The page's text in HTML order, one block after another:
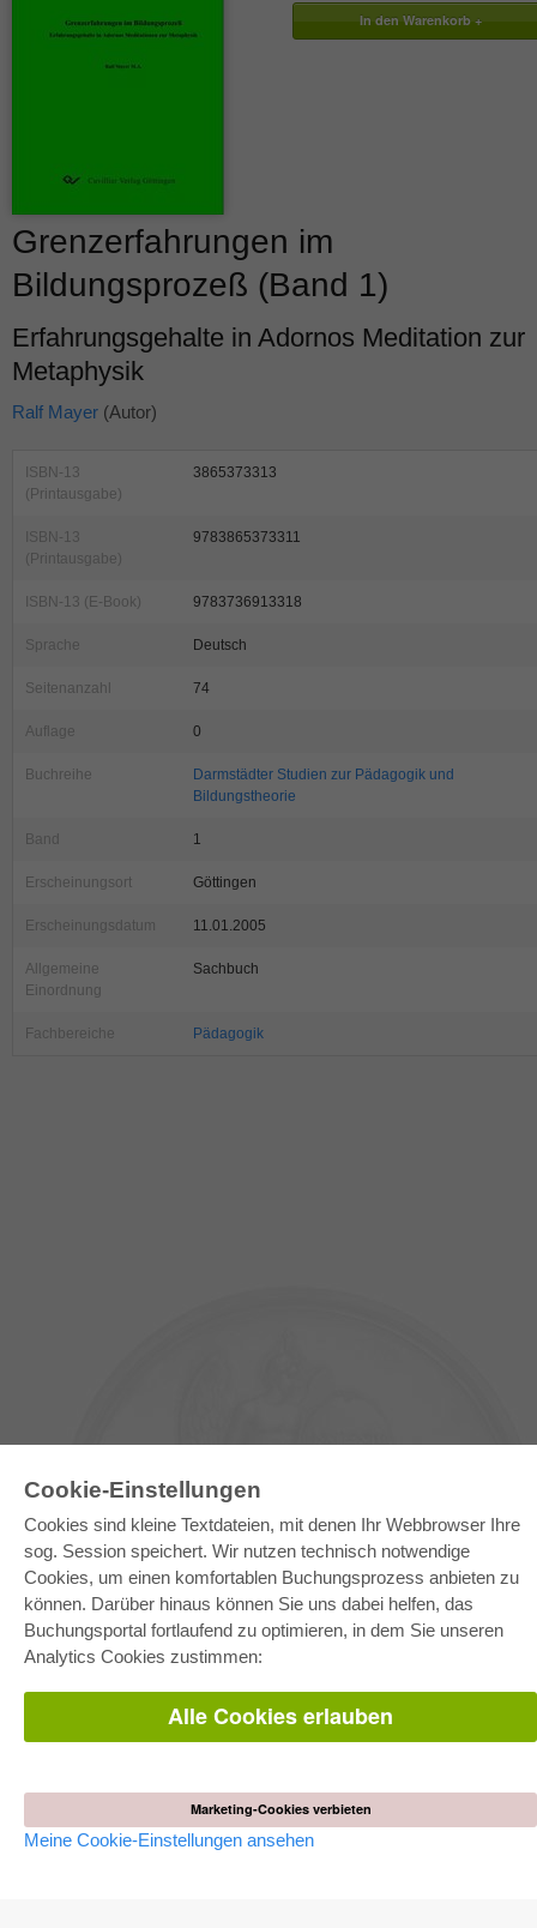
Cookie-Einstellungen
Cookies sind kleine Textdateien, mit denen Ihr Webbrowser Ihre
sog. Session speichert. Wir nutzen technisch notwendige
Cookies, um einen komfortablen Buchungsprozess anbieten zu
können. Darüber hinaus können Sie uns dabei helfen, das
Buchungsportal fortlaufend zu optimieren, in dem Sie unseren
Analytics Cookies zustimmen:
Alle Cookies erlauben
Marketing-Cookies verbieten
Meine Cookie-Einstellungen ansehen
Grenzerfahrungen im
Bildungsprozeß (Band 1)
Erfahrungsgehalte in Adornos Meditation zur
Metaphysik
Ralf Mayer (Autor)
ISBN-13
(Printausgabe)
3865373313
ISBN-13
(Printausgabe)
9783865373311
ISBN-13 (E-Book) 9783736913318
Sprache Deutsch
Seitenanzahl 74
Auflage 0
Buchreihe
Darmstädter Studien zur Pädagogik und
Bildungstheorie
Band 1
Erscheinungsort Göttingen
Erscheinungsdatum 11.01.2005
Allgemeine
Einordnung
Sachbuch
Fachbereiche Pädagogik
E-COLLECTION
Gesamtpaket
Fachbereichspakete
Pick & Choose
Bereitstellung von E-Books
Häufig gestellte Fragen (FAQ)
AGB
AUTOR WERDEN